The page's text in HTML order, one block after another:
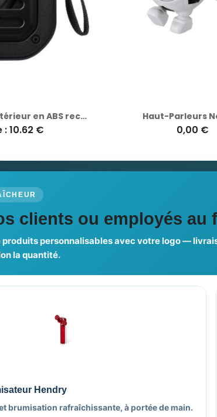
Enceinte sans fil d'extérieur en ABS recyclé - Lois
10.62 €
Haut-Parleurs
0,00 €
clients ou employés au
produits personnalisables avec votre logo —
la quantité.
Hendry
brumisation rafraîchissante, à portée de main.
nouvelles et nos offres spéciales
Pourquoi nous choisir ?
est édité par Promenoch
goodies.com
Mes